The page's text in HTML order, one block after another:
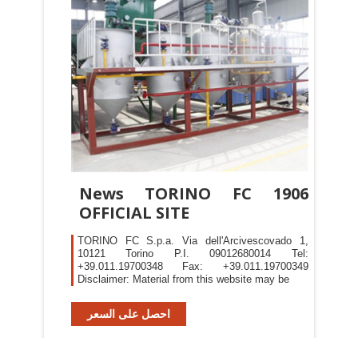
News TORINO FC 1906
OFFICIAL SITE
TORINO FC S.p.a. Via dell'Arcivescovado 1,
10121 Torino P.I. 09012680014 Tel:
+39.011.19700348 Fax: +39.011.19700349
Disclaimer: Material from this website may be
احصل على السعر